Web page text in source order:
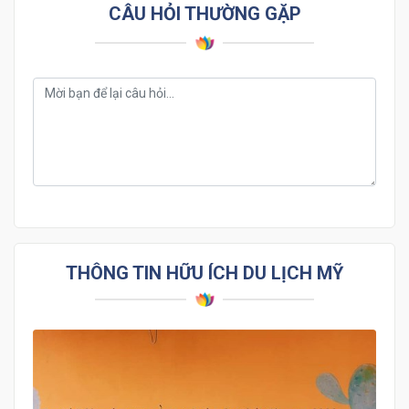
CÂU HỎI THƯỜNG GẶP
THÔNG TIN HỮU ÍCH DU LỊCH MỸ